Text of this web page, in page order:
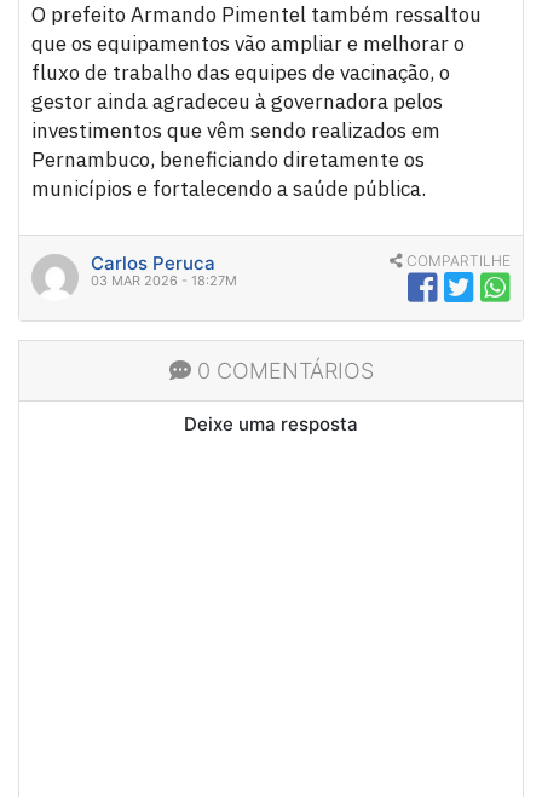
O prefeito Armando Pimentel também ressaltou
que os equipamentos vão ampliar e melhorar o
fluxo de trabalho das equipes de vacinação, o
gestor ainda agradeceu à governadora pelos
investimentos que vêm sendo realizados em
Pernambuco, beneficiando diretamente os
municípios e fortalecendo a saúde pública.
Carlos Peruca
03 MAR 2026 - 18:27M
COMPARTILHE
0 COMENTÁRIOS
Deixe uma resposta